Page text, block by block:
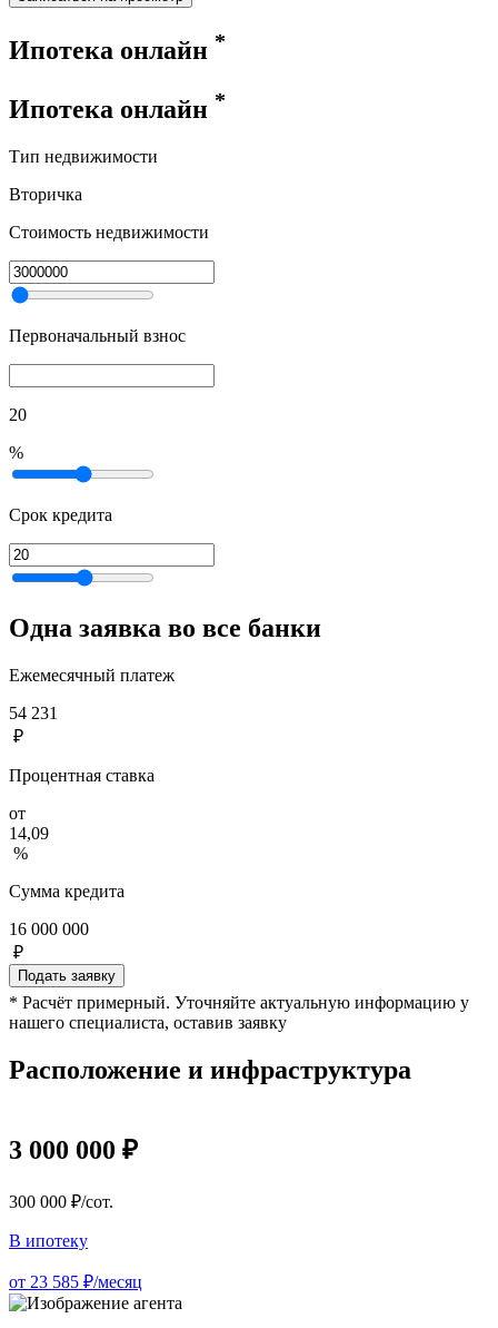
Ипотека онлайн *
Ипотека онлайн *
Тип недвижимости
Вторичка
Стоимость недвижимости
Первоначальный взнос
20
%
Срок кредита
Одна заявка во все банки
Ежемесячный платеж
54 231
₽
Процентная ставка
от
14,09
%
Сумма кредита
16 000 000
₽
Подать заявку
* Расчёт примерный. Уточняйте актуальную информацию у
нашего специалиста, оставив заявку
Расположение и инфраструктура
3 000 000 ₽
300 000 ₽/сот.
В ипотеку
от 23 585 ₽/месяц